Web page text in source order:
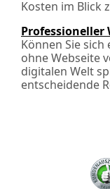
Kosten im Blick
Professioneller
Können Sie
ohne Webseite
digitalen Welt
entscheidende